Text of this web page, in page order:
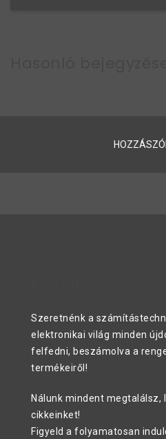
Szeretnénk a
elektronikai világ minden
felfedni, beszámolva a
termékeiről!
Nálunk mindent megtalálsz,
cikkeinket!
Figyeld a folyamatosan